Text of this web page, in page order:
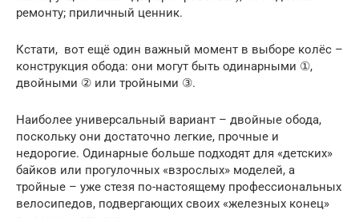
ремонту; приличный ценник.
Кстати, вот ещё один важный момент в выборе колёс –
конструкция обода: они могут быть одинарными ①,
двойными ② или тройными ③.
Наиболее универсальный вариант – двойные обода,
поскольку они достаточно легкие, прочные и
недорогие. Одинарные больше подходят для «детских»
байков или прогулочных «взрослых» моделей, а
тройные – уже стезя по-настоящему профессиональных
велосипедов, подвергающих своих «железных конец»